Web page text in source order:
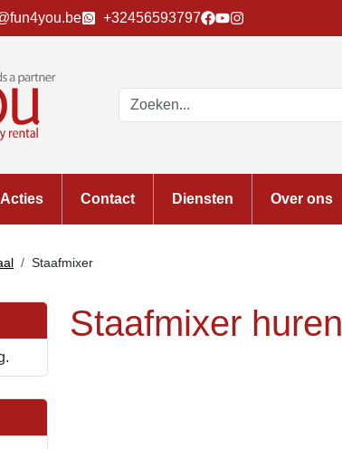
+32456593797
Acties Contact Diensten Over ons
Staafmixer
Staafmixer huren